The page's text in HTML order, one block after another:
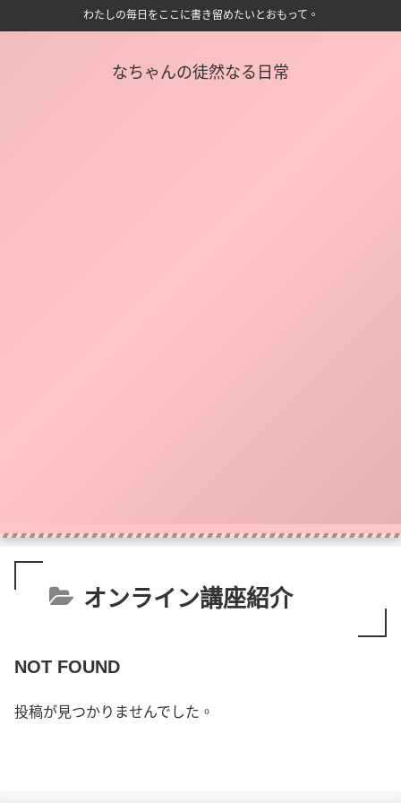
わたしの毎日をここに書き留めたいとおもって。
なちゃんの徒然なる日常
オンライン講座紹介
NOT FOUND
投稿が見つかりませんでした。